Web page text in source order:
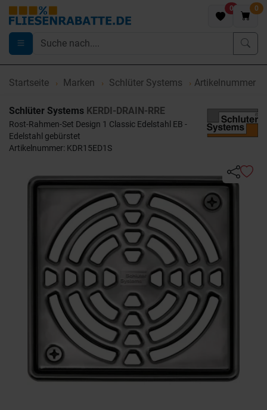
0 0
Startseite Marken Schlüter Systems Artikelnummer
Schlüter Systems KERDI-DRAIN-RRE
Rost-Rahmen-Set Design 1 Classic Edelstahl EB -
Edelstahl gebürstet
Artikelnummer: KDR15ED1S